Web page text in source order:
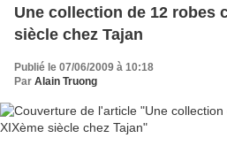
Une collection de 12 robes
siècle chez Tajan
Publié le 07/06/2009 à 10:18
Par Alain Truong